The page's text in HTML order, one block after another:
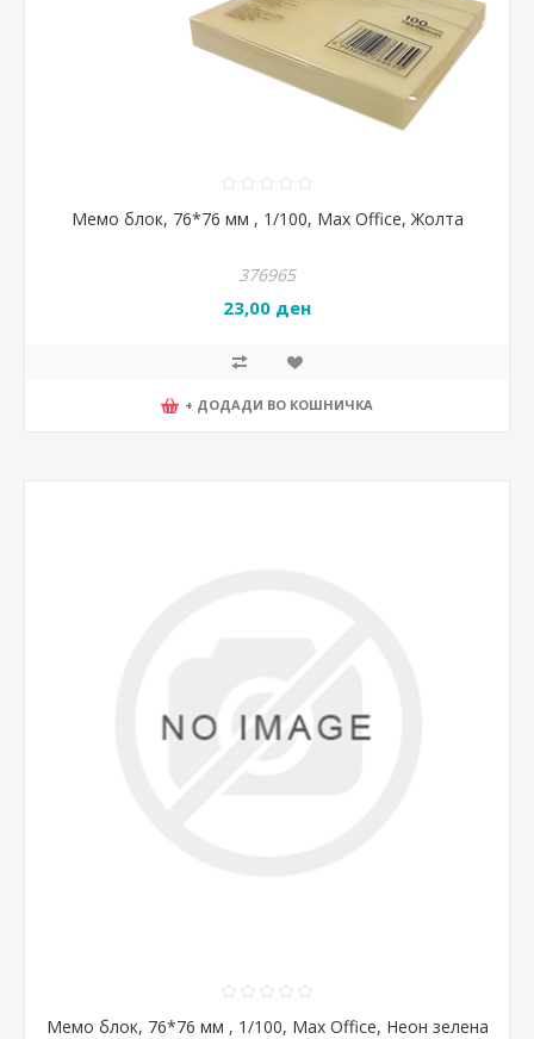
Мемо блок, 76*76 мм , 1/100, Max Office, Жолта
376965
23,00 ден
+ ДОДАДИ ВО КОШНИЧКА
Мемо блок, 76*76 мм , 1/100, Max Office, Неон зелена